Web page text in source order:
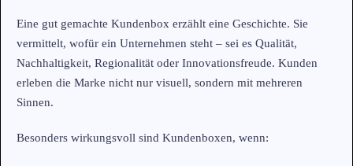
Eine gut gemachte Kundenbox erzählt eine Geschichte. Sie
vermittelt, wofür ein Unternehmen steht – sei es Qualität,
Nachhaltigkeit, Regionalität oder Innovationsfreude. Kunden
erleben die Marke nicht nur visuell, sondern mit mehreren
Sinnen.
Besonders wirkungsvoll sind Kundenboxen, wenn: